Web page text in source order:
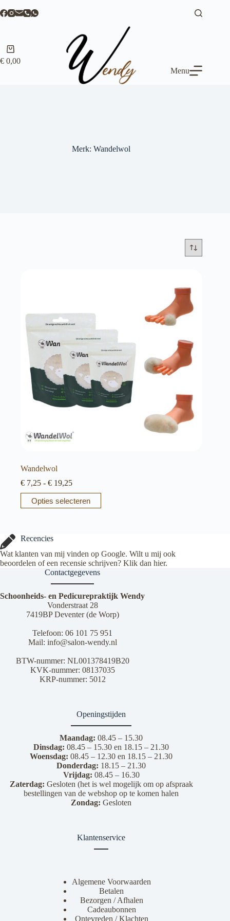
naar
Winkelwagen
€ 0,00
Menu
Merk: Wandelwol
Wandelwol
€ 7,25 - € 19,25Prijsklasse:
€ 7,25
tot
€ 19,25
Opties selecteren
product
variaties.
Deze
optie
kan
gekozen
de
productpagina
Recencies
Wat klanten van mij vinden op Google. Wilt u mij ook
beoordelen of een recensie schrijven? Klik dan hier.
Contactgegevens
Schoonheids- en Pedicurepraktijk Wendy
Vonderstraat 28
7419BP Deventer (de Worp)
Telefoon: 06 101 75 951
Mail: info@salon-wendy.nl
BTW-nummer: NL001378419B20
KVK-nummer: 08137035
KRP-nummer: 5012
Openingstijden
Maandag:08.45 – 15.30
Dinsdag: 08.45 – 15.30 en 18.15 – 21.30
Woensdag: 08.45 – 12.30 en 18.15 – 21.30
Donderdag: 18.15 – 21.30
Vrijdag: 08.45 – 16.30
Zaterdag: Gesloten (het is wel mogelijk om op afspraak
bestellingen van de webshop op te komen halen
Zondag: Gesloten
Klantenservice
Algemene Voorwaarden
Betalen
Bezorgen / Afhalen
Cadeaubonnen
Ontevreden / Klachten